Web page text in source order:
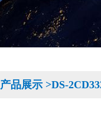
产品展示 >DS-